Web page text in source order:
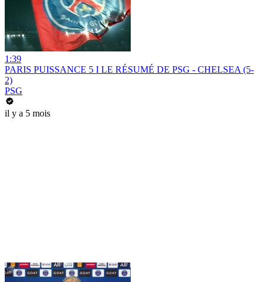
1:39
PARIS PUISSANCE 5 I LE RÉSUMÉ DE PSG - CHELSEA (5-
2)
PSG
il y a 5 mois